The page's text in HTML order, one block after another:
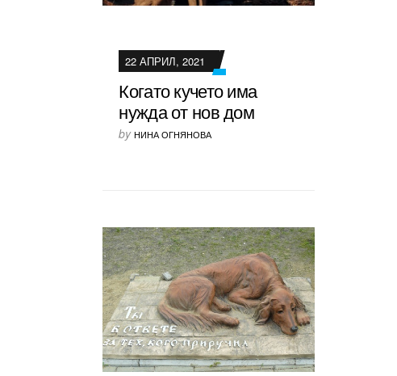
22 АПРИЛ, 2021
Когато кучето има
нужда от нов дом
by НИНА ОГНЯНОВА